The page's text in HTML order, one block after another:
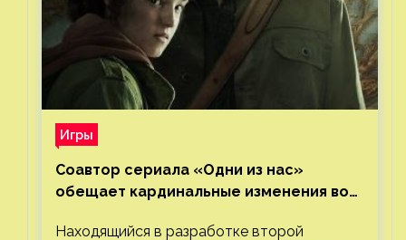
Игры
Соавтор сериала «Одни из нас»
обещает кардинальные изменения во
Находящийся в разработке второй